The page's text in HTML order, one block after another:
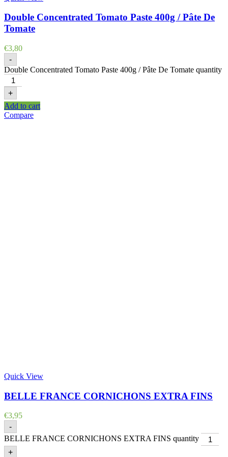
Double Concentrated Tomato Paste 400g / Pâte De
Tomate
€3,80
-
Double Concentrated Tomato Paste 400g / Pâte De Tomate quantity
+
Add to cart
Compare
Quick View
BELLE FRANCE CORNICHONS EXTRA FINS
€3,95
-
BELLE FRANCE CORNICHONS EXTRA FINS quantity
+